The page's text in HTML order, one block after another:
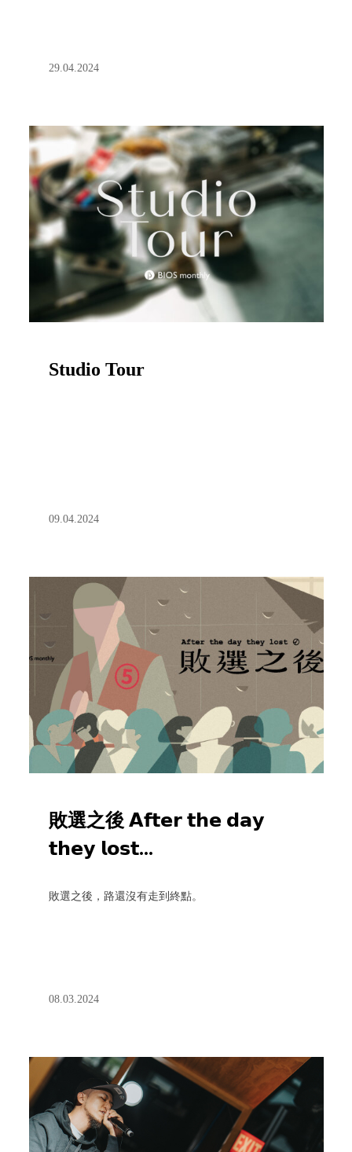
29.04.2024
Studio Tour
09.04.2024
敗選之後 𝗔𝗳𝘁𝗲𝗿 𝘁𝗵𝗲 𝗱𝗮𝘆
𝘁𝗵𝗲𝘆 𝗹𝗼𝘀𝘁...
敗選之後，路還沒有走到終點。
08.03.2024